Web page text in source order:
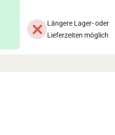
Längere Lager- oder
Lieferzeiten möglich